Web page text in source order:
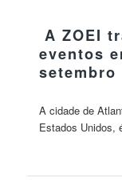
A ZOEI
eventos
setembro
A cidade de
Estados Unidos,